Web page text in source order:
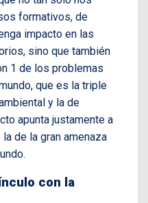
formativos, de
impacto en las
sino que también
1 de los problemas
que es la triple
y la de
apunta justamente a
de la gran amenaza
con la